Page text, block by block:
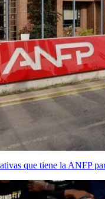
que tiene la ANFP